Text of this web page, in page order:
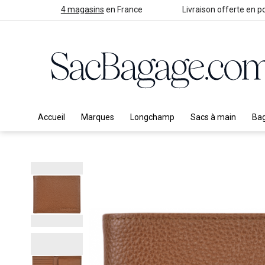
4 magasins en France Livraison offerte en
Accueil Marques Longchamp Sacs à main
the
the